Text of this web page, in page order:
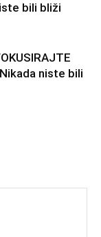
bili bliži
niste bili